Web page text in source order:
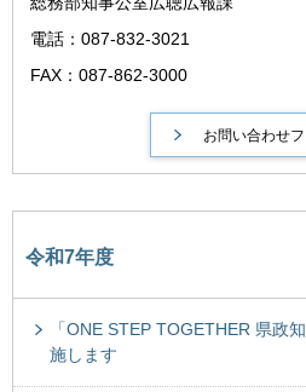
電話：087-832-3021
FAX：087-862-3000
令和7年度
「ONE STEP TOGETHER 県政
施します